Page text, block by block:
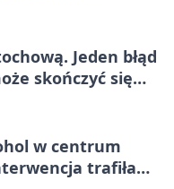
Jeden błąd
skończyć się
w centrum
trafiła